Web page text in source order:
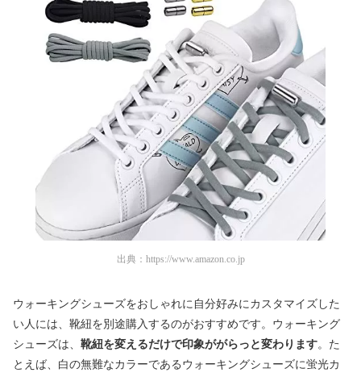
出典： https://www.amazon.co.jp
ウォーキングシューズをおしゃれに自分好みにカスタマイズした
い人には、靴紐を別途購入するのがおすすめです。ウォーキング
シューズは、 靴紐を変えるだけで印象ががらっと変わります。た
とえば、白の無難なカラーであるウォーキングシューズに蛍光カ